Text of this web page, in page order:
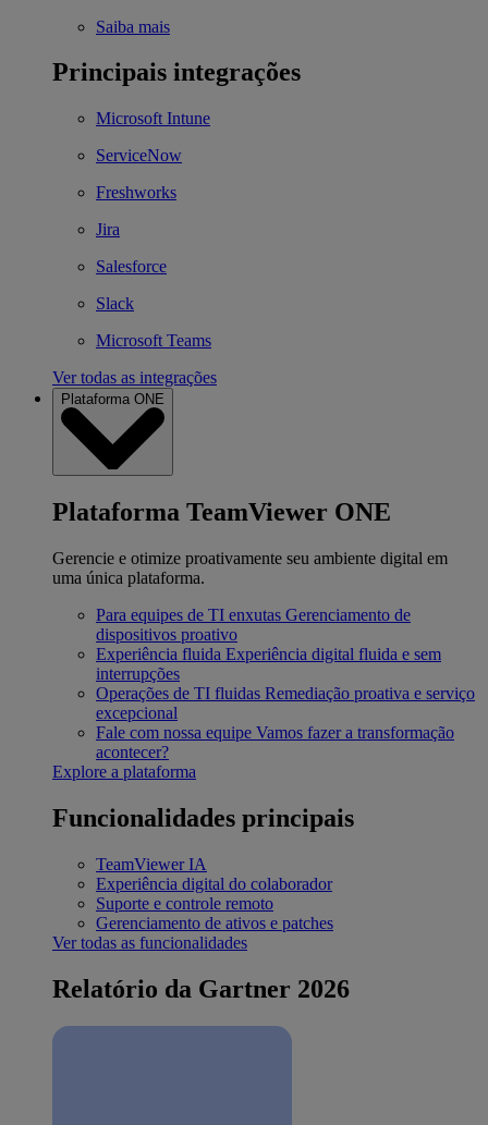
Saiba mais
Principais integrações
Microsoft Intune
ServiceNow
Freshworks
Jira
Salesforce
Slack
Microsoft Teams
Ver todas as integrações
Plataforma ONE
Plataforma TeamViewer ONE
Gerencie e otimize proativamente seu ambiente digital em
uma única plataforma.
Para equipes de TI enxutas Gerenciamento de
dispositivos proativo
Experiência fluida Experiência digital fluida e sem
interrupções
Operações de TI fluidas Remediação proativa e serviço
excepcional
Fale com nossa equipe Vamos fazer a transformação
acontecer?
Explore a plataforma
Funcionalidades principais
TeamViewer IA
Experiência digital do colaborador
Suporte e controle remoto
Gerenciamento de ativos e patches
Ver todas as funcionalidades
Relatório da Gartner 2026